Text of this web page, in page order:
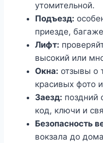
утомительной.
Подъезд:
приезде,
Лифт:
высокий или
Окна: отзывы о
красивых фото
Заезд: поздний
код, ключи и
Безопасность
вокзала до